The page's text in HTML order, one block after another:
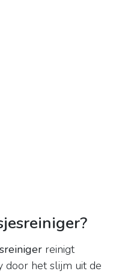
reinigt
door het slijm uit de